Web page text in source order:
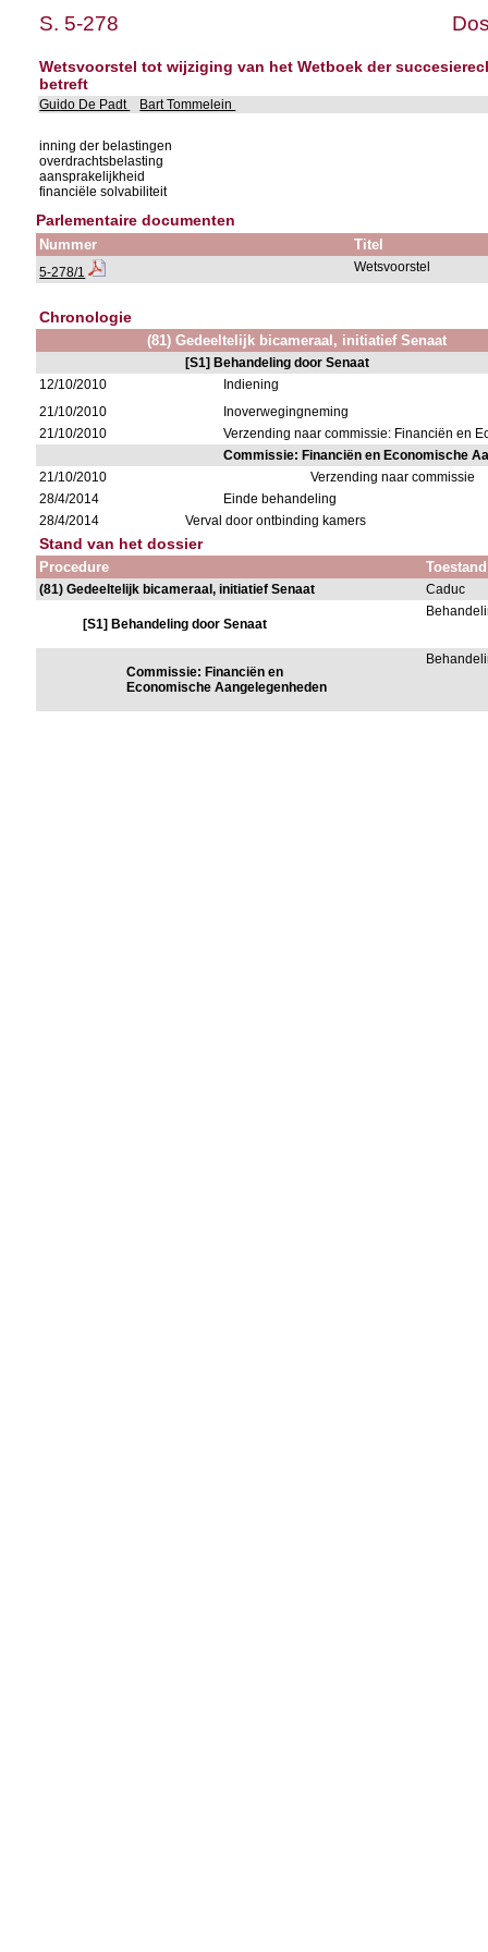
S. 5-278
Wetsvoorstel tot wijziging van het Wetboek der
betreft
Guido De Padt Bart Tommelein
inning der belastingen
overdrachtsbelasting
aansprakelijkheid
financiële solvabiliteit
Parlementaire documenten
Nummer Titel
5-278/1 Wetsvoorstel
Chronologie
(81) Gedeeltelijk bicameraal, initiatief Senaat
[S1] Behandeling door Senaat
12/10/2010
Indiening
21/10/2010
Inoverwegingneming
21/10/2010
Verzending naar commissie: Financiën en
Commissie: Financiën en Economische
21/10/2010
Verzending naar commissie
28/4/2014
Einde behandeling
28/4/2014
Verval door ontbinding kamers
Stand van het dossier
Procedure Toestand
(81) Gedeeltelijk bicameraal, initiatief Senaat Caduc
[S1] Behandeling door Senaat
Commissie: Financiën en
Economische Aangelegenheden